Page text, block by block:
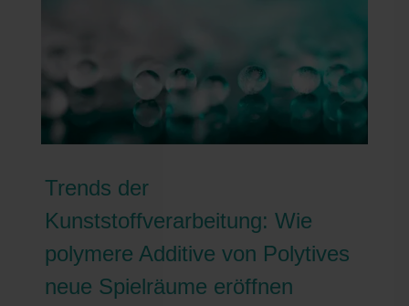
Trends der
Kunststoffverarbeitung: Wie
polymere Additive von Polytives
neue Spielräume eröffnen